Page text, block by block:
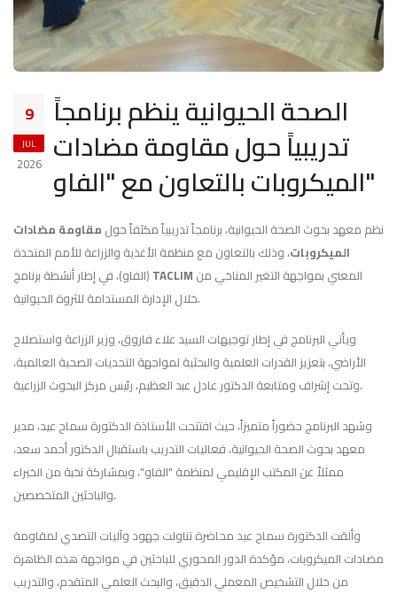
9
JUL
2026
الصحة الحيوانية ينظم برنامجاً
تدريبياً حول مقاومة مضادات
الميكروبات بالتعاون مع "الفاو"
نظم معهد بحوث الصحة الحيوانية، برنامجاً تدريبياً مكثفاً حول مقاومة مضادات
الميكروبات، وذلك بالتعاون مع منظمة الأغذية والزراعة للأمم المتحدة
TACLIM
خلال الإدارة المستدامة للثروة الحيوانية.
ويأتي البرنامج في إطار توجيهات السيد علاء فاروق، وزير الزراعة واستصلاح
الأراضي، بتعزيز القدرات العلمية والبحثية لمواجهة التحديات الصحية العالمية،
وتحت إشراف ومتابعة الدكتور عادل عبد العظيم، رئيس مركز البحوث الزراعية.
وشهد البرنامج حضوراً متميزاً، حيث افتتحت الأستاذة الدكتورة سماح عيد، مدير
معهد بحوث الصحة الحيوانية، فعاليات التدريب باستقبال الدكتور أحمد سعد،
ممثلاً عن المكتب الإقليمي لمنظمة "الفاو"، وبمشاركة نخبة من الخبراء
والباحثين المتخصصين.
وألقت الدكتورة سماح عيد محاضرة تناولت جهود وآليات التصدي لمقاومة
مضادات الميكروبات، مؤكدة الدور المحوري للباحثين في مواجهة هذه الظاهرة
من خلال التشخيص المعملي الدقيق، والبحث العلمي المتقدم، والتدريب